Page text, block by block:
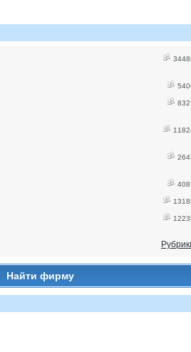
Найти фирму